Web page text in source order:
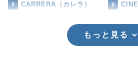
CARRERA（カレラ）
もっと見る